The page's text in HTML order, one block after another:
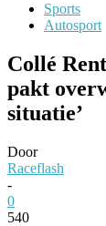
Sports
Autosport
Collé
pakt
situatie’
Door
Raceflash
-
0
540